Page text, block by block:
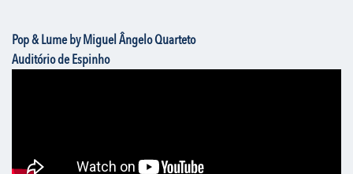
Pop & Lume by Miguel Ângelo Quarteto
Auditório de Espinho